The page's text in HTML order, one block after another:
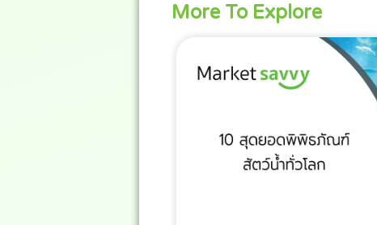
More To Explore